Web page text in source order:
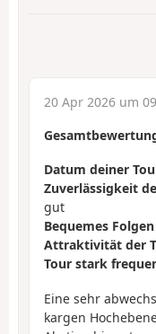
20 Apr 2026 um
Datum deiner
Zuverlässigkeit
gut
Bequemes
Attraktivität der
Tour stark
Eine sehr
kargen